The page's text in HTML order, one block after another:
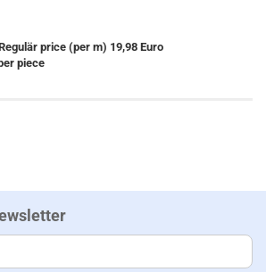
price (per m) 19,98 Euro
piece